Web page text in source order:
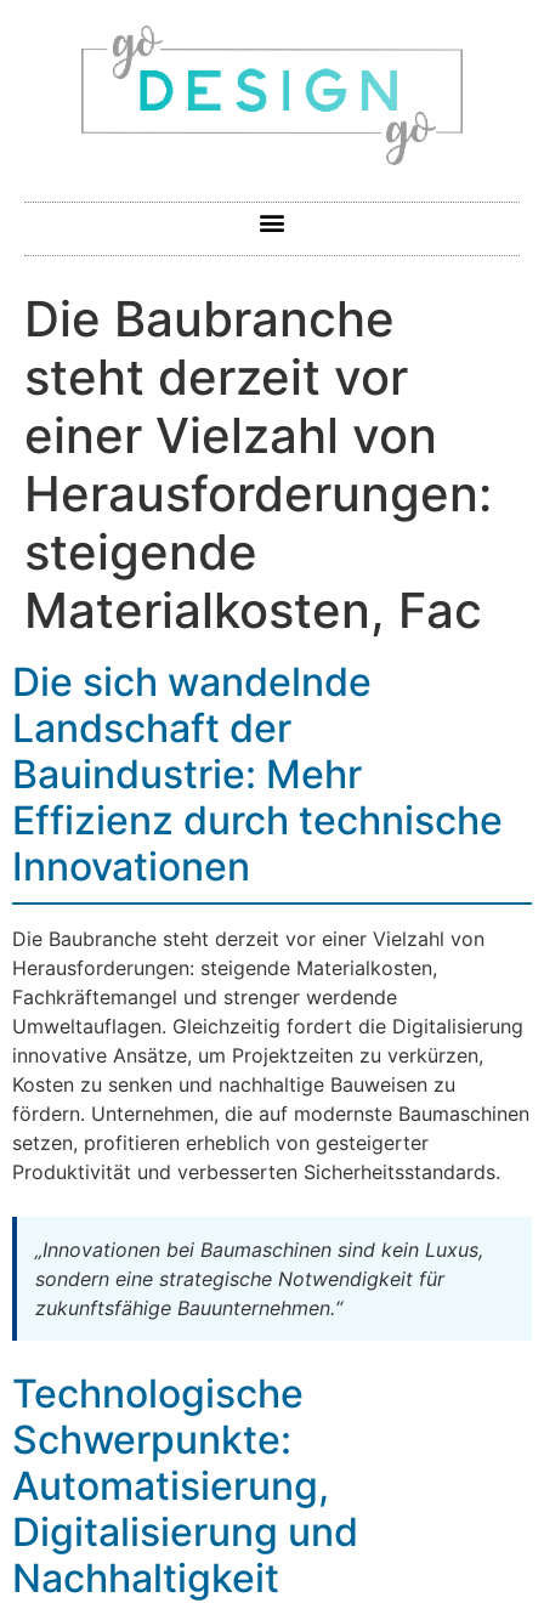
Die Baubranche
steht derzeit vor
einer Vielzahl von
Herausforderungen:
steigende
Materialkosten, Fac
Die sich wandelnde
Landschaft der
Bauindustrie: Mehr
Effizienz durch technische
Innovationen
Die Baubranche steht derzeit vor einer Vielzahl von
Herausforderungen: steigende Materialkosten,
Fachkräftemangel und strenger werdende
Umweltauflagen. Gleichzeitig fordert die Digitalisierung
innovative Ansätze, um Projektzeiten zu verkürzen,
Kosten zu senken und nachhaltige Bauweisen zu
fördern. Unternehmen, die auf modernste Baumaschinen
setzen, profitieren erheblich von gesteigerter
Produktivität und verbesserten Sicherheitsstandards.
„Innovationen bei Baumaschinen sind kein Luxus,
sondern eine strategische Notwendigkeit für
zukunftsfähige Bauunternehmen.“
Technologische
Schwerpunkte:
Automatisierung,
Digitalisierung und
Nachhaltigkeit